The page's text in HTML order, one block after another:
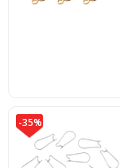
-35%